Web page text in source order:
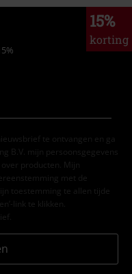
15%
korting
te ontvangen en ga
B.V. mijn persoonsgegevens
producten. Mijn
met de
toestemming te allen tijde
link te klikken.